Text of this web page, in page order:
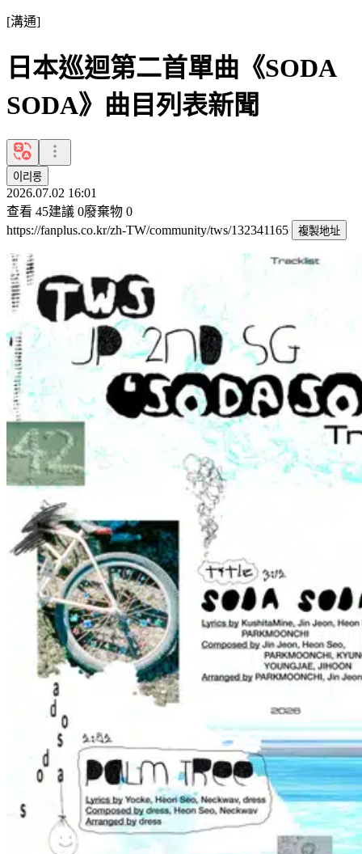
[溝通]
日本巡迴第二首單曲《SODA
SODA》曲目列表新聞
이리롱
2026.07.02 16:01
查看 45建議 0廢棄物 0
https://fanplus.co.kr/zh-TW/community/tws/132341165
複製地址